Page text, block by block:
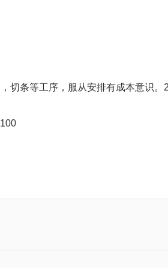
切条等工序，服从安排有成本意识。